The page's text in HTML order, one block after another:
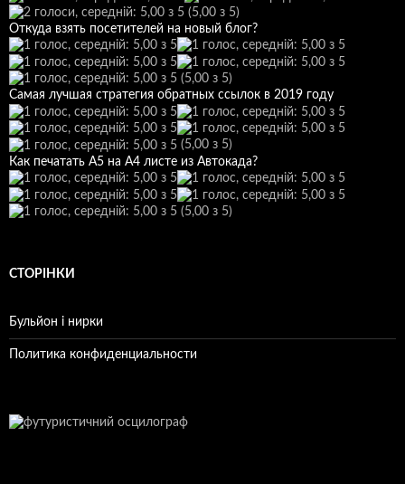
(5,00 з 5)
Откуда взять посетителей на новый блог?
(5,00 з 5)
Самая лучшая стратегия обратных ссылок в 2019 году
(5,00 з 5)
Как печатать А5 на А4 листе из Автокада?
(5,00 з 5)
СТОРІНКИ
Бульйон і нирки
Политика конфиденциальности